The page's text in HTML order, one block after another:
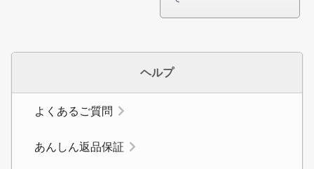
ヘルプ
よくあるご質問
あんしん返品保証